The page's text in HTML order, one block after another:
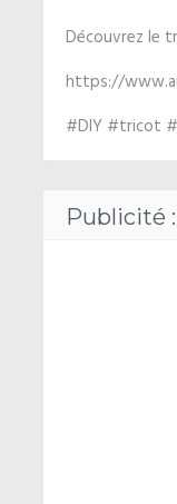
Découvrez le
https://
#DIY #tricot
Publicité :